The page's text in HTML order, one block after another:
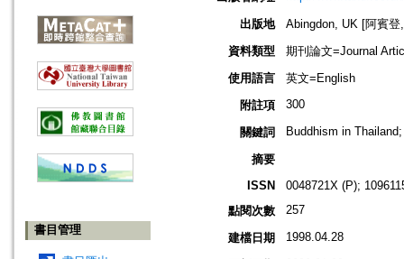
書目管理
出版地
Abingdon, UK [阿賓登
資料類型
期刊論文=Journal
使用語言
英文=English
附註項
300
關鍵詞 Buddhism in
摘要
ISSN
0048721X (P);
點閱次數
257
建檔日期 1998.04.28